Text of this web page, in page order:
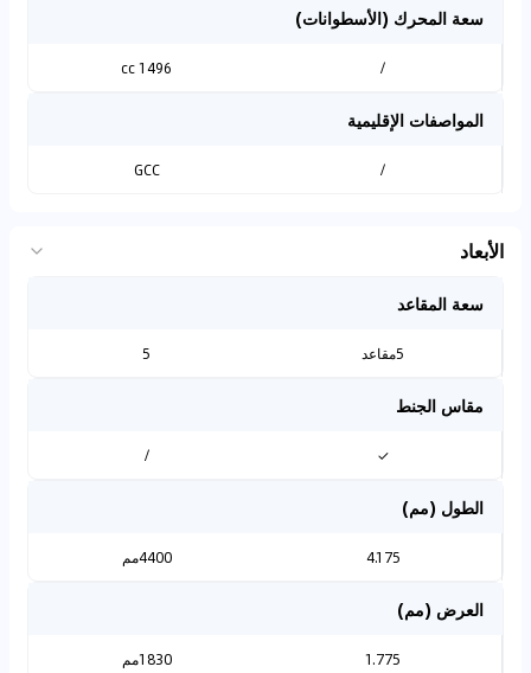
سعة المحرك (الأسطوانات)
/
1496 cc
المواصفات الإقليمية
/
GCC
الأبعاد
سعة المقاعد
5مقاعد 5
مقاس الجنط
✓
/
الطول (مم)
4.175 4400مم
العرض (مم)
1.775 1830مم